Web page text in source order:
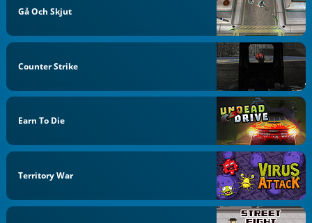
Gå Och Skjut
Counter Strike
Earn To Die
Territory War